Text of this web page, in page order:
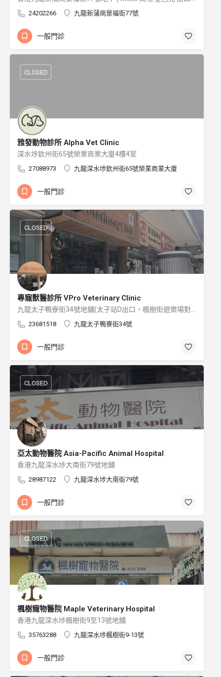
24202266 九龍新蒲崗景福街77號
一般門診
雅發動物診所 Alpha Vet Clinic
深水埗欽州街65號榮業商業大廈4樓4室
27088973 九龍深水埗欽州街65號榮業商業大廈
CLOSED
一般門診
專寵獸醫診所 VPro Veterinary Clinic
23681518 九龍太子鴨寮街34號
CLOSED
一般門診
亞太動物醫院 Asia-Pacific Animal Hospital
香港九龍深水埗大南街79號地舖
28987122 九龍深水埗大南街79號
CLOSED
一般門診
楓樹寵物醫院 Maple Veterinary Hospital
香港九龍深水埗楓樹街9至13號地舖
35763288 九龍深水埗楓樹街9-13號
CLOSED
一般門診